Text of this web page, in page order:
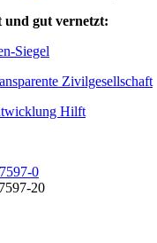
gut vernetzt:
0
20